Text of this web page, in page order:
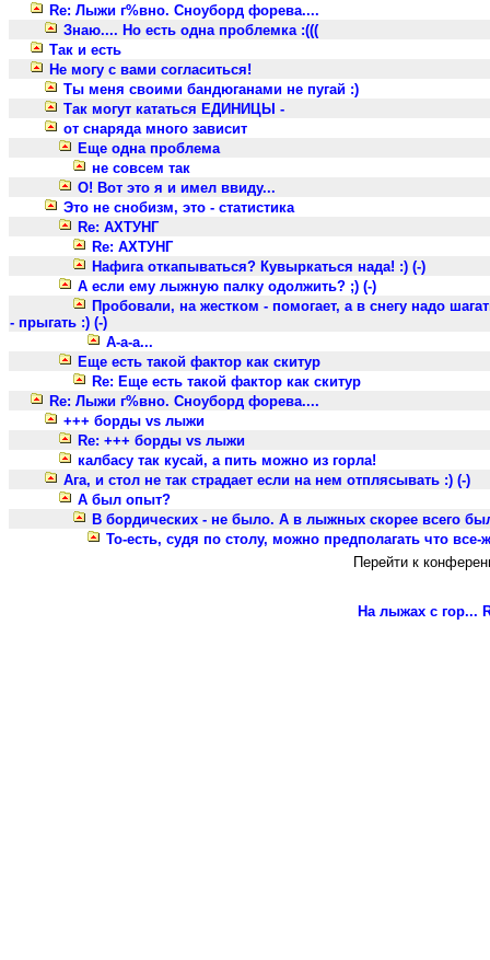
Re: Лыжи г%вно. Сноуборд форева....
Знаю.... Но есть одна проблемка :(((
Так и есть
Не могу с вами согласиться!
Ты меня своими бандюганами не пугай :)
Так могут кататься ЕДИНИЦЫ -
от снаряда много зависит
Еще одна проблема
не совсем так
О! Вот это я и имел ввиду...
Это не снобизм, это - статистика
Re: АХТУНГ
Re: АХТУНГ
Нафига откапываться? Кувыркаться нада! :) (-)
А если ему лыжную палку одолжить? ;) (-)
Пробовали, на жестком - помогает, а в снегу надо
- прыгать :) (-)
А-а-а...
Еще есть такой фактор как скитур
Re: Еще есть такой фактор как скитур
Re: Лыжи г%вно. Сноуборд форева....
+++ борды vs лыжи
Re: +++ борды vs лыжи
калбасу так кусай, а пить можно из горла!
Ага, и стол не так страдает если на нем отплясывать :) (-)
А был опыт?
В бордических - не было. А в лыжных скорее всего
То-есть, судя по столу, можно предполагать что все-
Перейти к
На лыжах с гор...